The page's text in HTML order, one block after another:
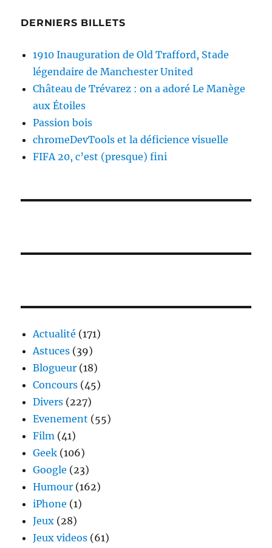
DERNIERS BILLETS
1910 Inauguration de Old Trafford, Stade
légendaire de Manchester United
Château de Trévarez : on a adoré Le Manège
aux Étoiles
Passion bois
chromeDevTools et la déficience visuelle
FIFA 20, c’est (presque) fini
Actualité (171)
Astuces (39)
Blogueur (18)
Concours (45)
Divers (227)
Evenement (55)
Film (41)
Geek (106)
Google (23)
Humour (162)
iPhone (1)
Jeux (28)
Jeux videos (61)